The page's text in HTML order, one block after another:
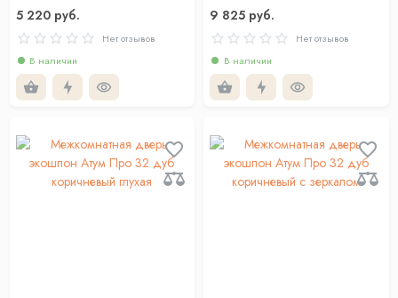
5 220 руб.
Нет отзывов
В наличии
9 825 руб.
Нет отзывов
В наличии